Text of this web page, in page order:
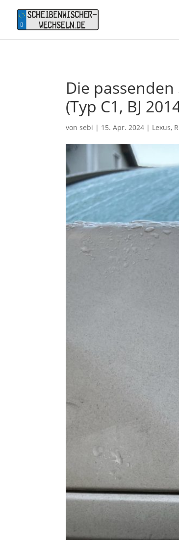
Die
(Typ C1, BJ
vonsebi | 15. Apr. 2024 | Lexus,